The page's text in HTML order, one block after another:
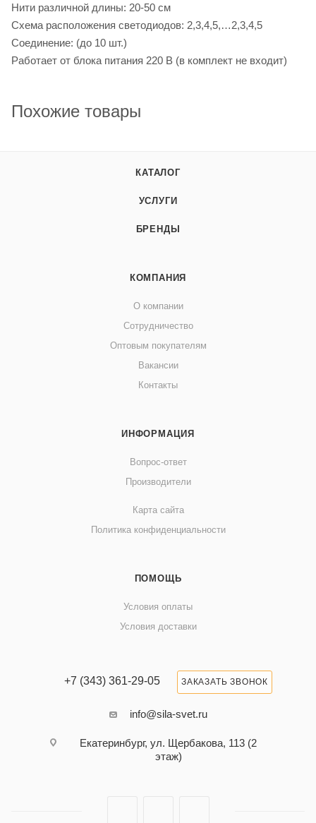
Нити различной длины: 20-50 см
Схема расположения светодиодов: 2,3,4,5,…2,3,4,5
Соединение: (до 10 шт.)
Работает от блока питания 220 В (в комплект не входит)
Похожие товары
КАТАЛОГ
УСЛУГИ
БРЕНДЫ
КОМПАНИЯ
О компании
Сотрудничество
Оптовым покупателям
Вакансии
Контакты
ИНФОРМАЦИЯ
Вопрос-ответ
Производители
Карта сайта
Политика конфиденциальности
ПОМОЩЬ
Условия оплаты
Условия доставки
+7 (343) 361-29-05 ЗАКАЗАТЬ ЗВОНОК
info@sila-svet.ru
Екатеринбург, ул. Щербакова, 113 (2
этаж)